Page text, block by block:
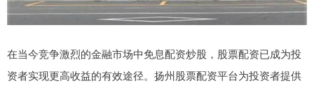
在当今竞争激烈的金融市场中免息配资炒股，股票配资已成为投
资者实现更高收益的有效途径。扬州股票配资平台为投资者提供